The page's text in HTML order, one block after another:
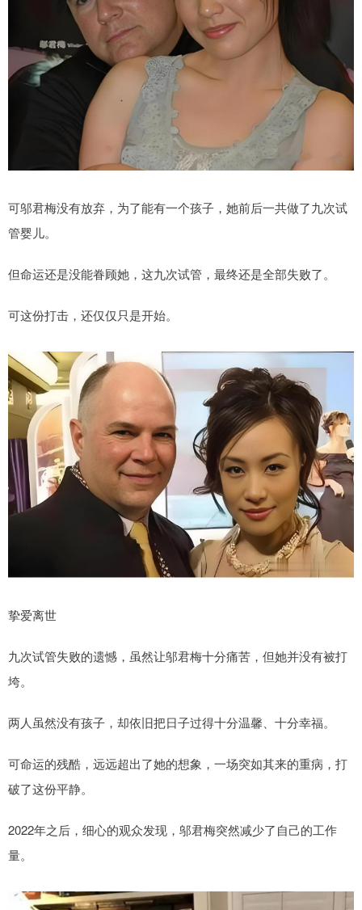
可邬君梅没有放弃，为了能有一个孩子，她前后一共做了九次试
管婴儿。
但命运还是没能眷顾她，这九次试管，最终还是全部失败了。
可这份打击，还仅仅只是开始。
挚爱离世
九次试管失败的遗憾，虽然让邬君梅十分痛苦，但她并没有被打
垮。
两人虽然没有孩子，却依旧把日子过得十分温馨、十分幸福。
可命运的残酷，远远超出了她的想象，一场突如其来的重病，打
破了这份平静。
2022年之后，细心的观众发现，邬君梅突然减少了自己的工作
量。